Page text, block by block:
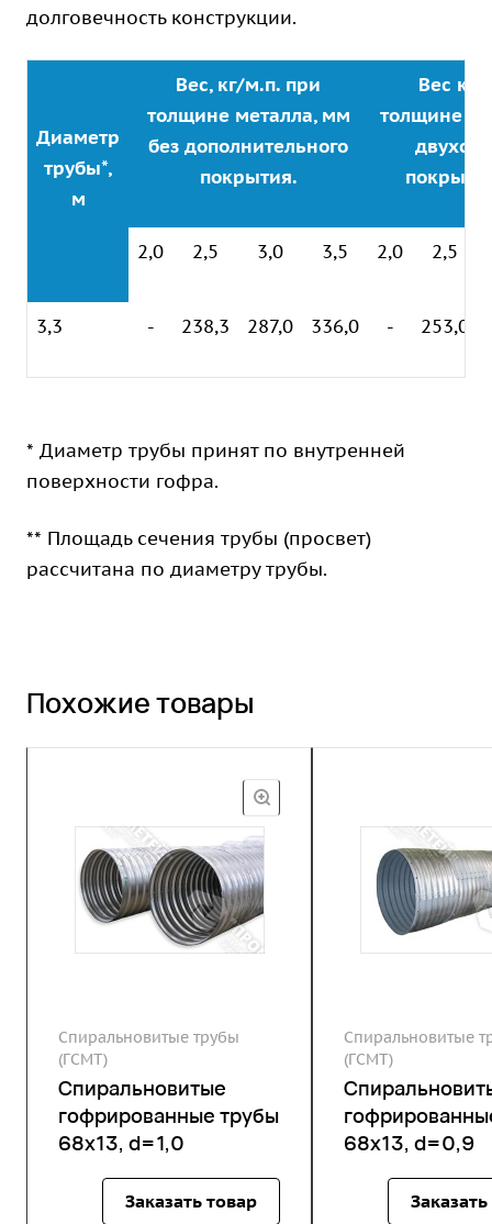
долговечность конструкции.
Диаметр
трубы*,
м
Вес, кг/м.п. при
толщине металла, мм
без дополнительного
покрытия.
Вес
толщине
2,0 2,5 3,0 3,5 2,0 2,5
3,3 - 238,3 287,0 336,0 - 253,0
* Диаметр трубы принят по внутренней
поверхности гофра.
** Площадь сечения трубы (просвет)
рассчитана по диаметру трубы.
Похожие товары
Спиральновитые трубы
(ГСМТ)
Спиральновитые
гофрированные трубы
68х13, d=1,0
Заказать товар
Спиральновитые
(ГСМТ)
68х13, d=0,9